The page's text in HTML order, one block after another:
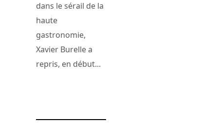
dans le sérail de la
haute
gastronomie,
Xavier Burelle a
repris, en début...